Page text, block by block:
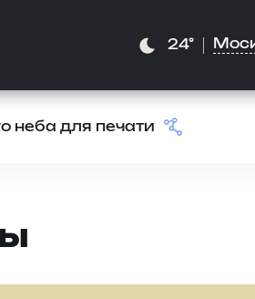
24°
неба для печати